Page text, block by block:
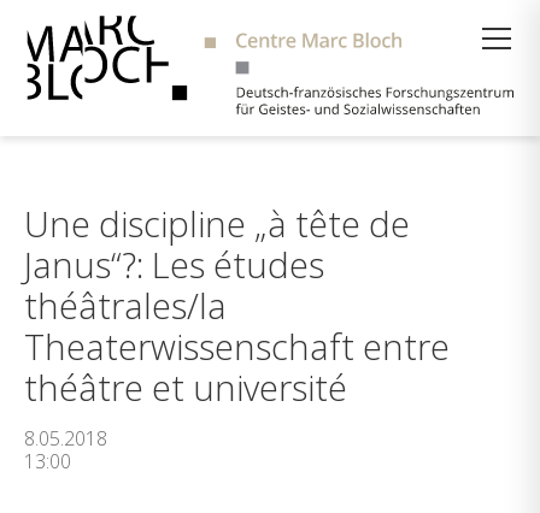
Une discipline „à tête de
Janus“?: Les études
théâtrales/la
Theaterwissenschaft entre
théâtre et université
8.05.2018
13:00